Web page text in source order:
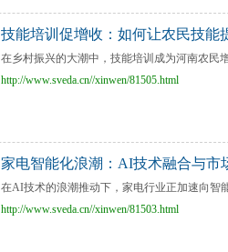
技能培训促增收：如何让农民技能
在乡村振兴的大潮中，技能培训成为河南农民
http://www.sveda.cn//xinwen/81505.html
家电智能化浪潮：AI技术融合与市
在AI技术的浪潮推动下，家电行业正加速向智
http://www.sveda.cn//xinwen/81503.html